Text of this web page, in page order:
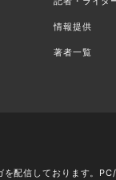
情報提供
著者一覧
を配信しております。